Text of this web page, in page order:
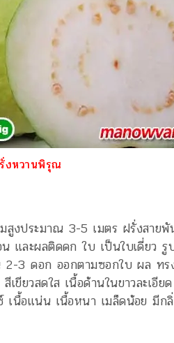
งหวานพิรุณ
งประมาณ 3-5 เมตร ฝรั่งสายพั
และผลติดดก ใบ เป็นใบเดี่ยว
2-3 ดอก ออกตามซอกใบ ผล ท
ขียวสดใส เนื้อด้านในขาวละเอีย
เนื้อแน่น เนื้อหนา เมล็ดน้อย มีก